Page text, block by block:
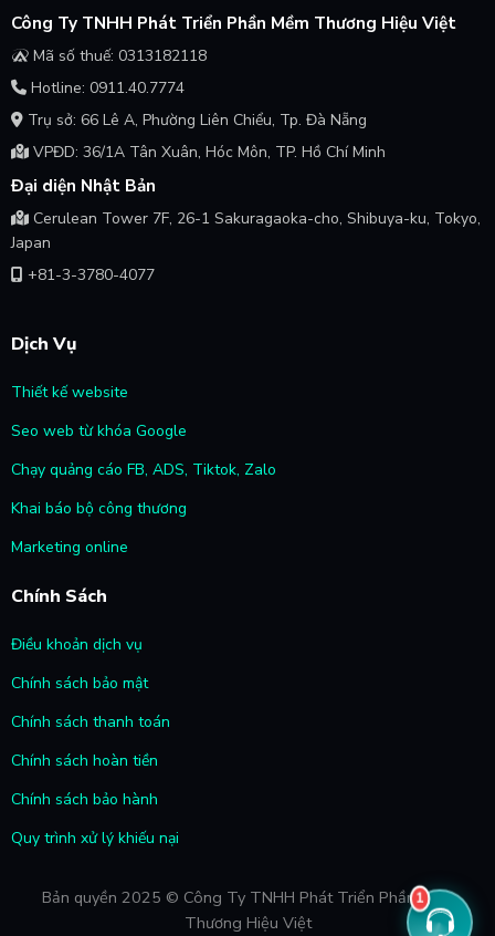
Dịch Vụ
Thiết kế website
Seo web từ khóa Google
Chạy quảng cáo FB, ADS, Tiktok, Zalo
Khai báo bộ công thương
Marketing online
Chính Sách
Điều khoản dịch vụ
Chính sách bảo mật
Chính sách thanh toán
Chính sách hoàn tiền
Chính sách bảo hành
Quy trình xử lý khiếu nại
Công Ty TNHH Phát Triển Phần Mềm Thương Hiệu Việt
Mã số thuế: 0313182118
Hotline: 0911.40.7774
Trụ sở: 66 Lê A, Phường Liên Chiểu, Tp. Đà Nẵng
VPĐD: 36/1A Tân Xuân, Hóc Môn, TP. Hồ Chí Minh
Đại diện Nhật Bản
Cerulean Tower 7F, 26-1 Sakuragaoka-cho, Shibuya-ku, Tokyo,
Japan
+81-3-3780-4077
Bản quyền 2025 © Công Ty TNHH Phát Triển Phần Mềm
Thương Hiệu Việt
1